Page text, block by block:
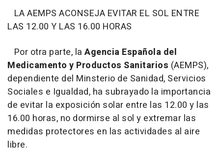
LA AEMPS ACONSEJA EVITAR EL SOL ENTRE
LAS 12.00 Y LAS 16.00 HORAS
Por otra parte, la Agencia Española del
Medicamento y Productos Sanitarios (AEMPS),
dependiente del Minsterio de Sanidad, Servicios
Sociales e Igualdad, ha subrayado la importancia
de evitar la exposición solar entre las 12.00 y las
16.00 horas, no dormirse al sol y extremar las
medidas protectores en las actividades al aire
libre.